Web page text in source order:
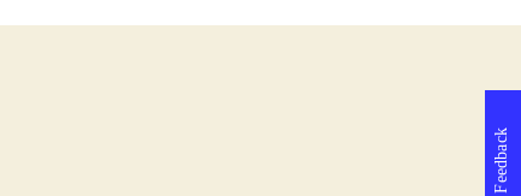
Feedback